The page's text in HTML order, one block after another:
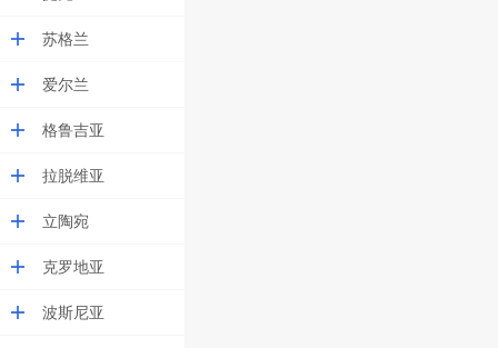
苏格兰
爱尔兰
格鲁吉亚
拉脱维亚
立陶宛
克罗地亚
波斯尼亚